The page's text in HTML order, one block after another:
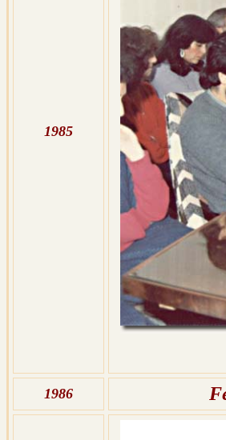
1985
1986